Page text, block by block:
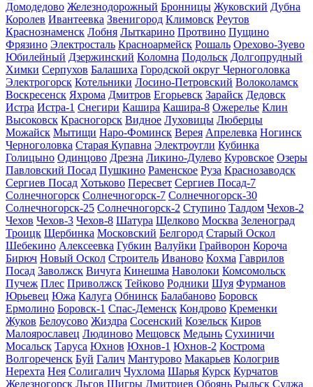
Домодедово Железнодорожный Бронницы Жуковский Дубна
Королев Ивантеевка Звенигород Климовск Реутов
Краснознаменск Лобня Лыткарино Протвино Пущино
Фрязино Электросталь Красноармейск Рошаль Орехово-Зуево
Юбилейный Дзержинский Коломна Подольск Долгопрудный
Химки Серпухов Балашиха Городской округ Черноголовка
Электрогорск Котельники Лосино-Петровский Волоколамск
Воскресенск Яхрома Дмитров Егорьевск Зарайск Дедовск
Истра Истра-1 Снегири Кашира Кашира-8 Ожерелье Клин
Высоковск Красногорск Видное Луховицы Люберцы
Можайск Мытищи Наро-Фоминск Верея Апрелевка Ногинск
Черноголовка Старая Купавна Электроугли Кубинка
Голицыно Одинцово Дрезна Ликино-Дулево Куровское Озеры
Павловский Посад Пушкино Раменское Руза Краснозаводск
Сергиев Посад Хотьково Пересвет Сергиев Посад-7
Солнечногорск Солнечногорск-7 Солнечногорск-30
Солнечногорск-25 Солнечногорск-2 Ступино Талдом Чехов-2
Чехов Чехов-3 Чехов-8 Шатура Щелково Москва Зеленоград
Троицк Щербинка Московский Белгород Старый Оскол
Шебекино Алексеевка Губкин Валуйки Грайворон Короча
Бирюч Новый Оскол Строитель Иваново Кохма Гаврилов
Посад Заволжск Вичуга Кинешма Наволоки Комсомольск
Пучеж Плес Приволжск Тейково Родники Шуя Фурманов
Юрьевец Южа Калуга Обнинск Балабаново Боровск
Ермолино Боровск-1 Спас-Деменск Кондрово Кременки
Жуков Белоусово Жиздра Сосенский Козельск Киров
Малоярославец Людиново Мещовск Медынь Сухиничи
Мосальск Таруса Юхнов Юхнов-1 Юхнов-2 Кострома
Волгореченск Буй Галич Мантурово Макарьев Кологрив
Нерехта Нея Солигалич Чухлома Шарья Курск Курчатов
Железногорск Льгов Щигры Дмитриев Обоянь Рыльск Суджа